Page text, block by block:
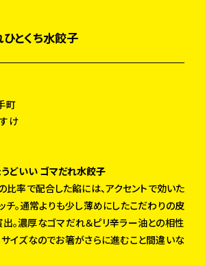
ひとくち水餃子
町
け
うどいい ゴマだれ水餃子
比率で配合した餡には、アクセントで効いた
チ。通常よりも少し薄めにしたこだわりの皮
。濃厚なゴマだれ＆ピリ辛ラー油との相性
サイズなのでお箸がさらに進むこと間違いな